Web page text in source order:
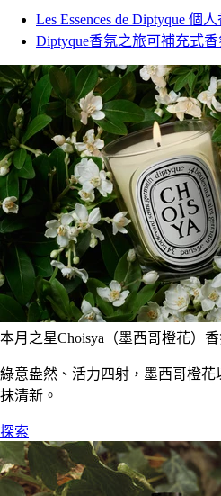
Les Essences de Diptyque 個
Diptyque香氛之旅可補充式
本月之星Choisya（墨西哥橙花）
綠意盎然、活力四射，墨西哥橙
抹清新。
探索